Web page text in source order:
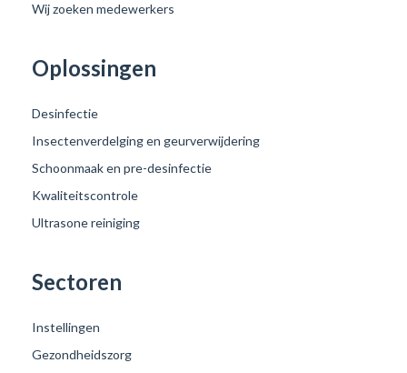
Wij zoeken medewerkers
Oplossingen
Desinfectie
Insectenverdelging en geurverwijdering
Schoonmaak en pre-desinfectie
Kwaliteitscontrole
Ultrasone reiniging
Sectoren
Instellingen
Gezondheidszorg